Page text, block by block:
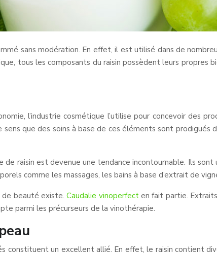
sans modération. En effet, il est utilisé dans de
tous les composants du raisin possèdent leurs propres
l’industrie cosmétique l’utilise pour concevoir des
que des soins à base de ces éléments sont
de raisin est devenue une tendance incontournable. Ils
comme les massages, les bains à base d’extrait de
de beauté existe.Caudalie vinoperfecten fait partie.
parmi les précurseurs de la vinothérapie.
constituent un excellent allié. En effet, le raisin contient